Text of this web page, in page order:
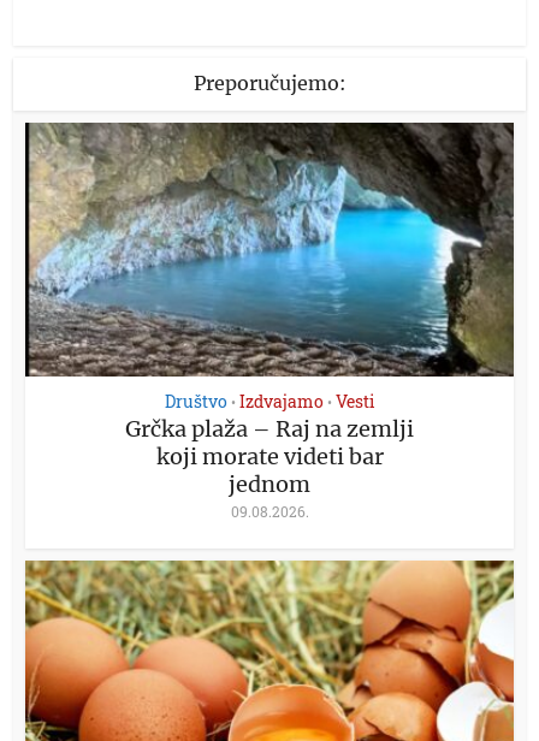
Preporučujemo:
Društvo • Izdvajamo • Vesti
Grčka plaža – Raj na zemlji
koji morate videti bar
jednom
09.08.2026.